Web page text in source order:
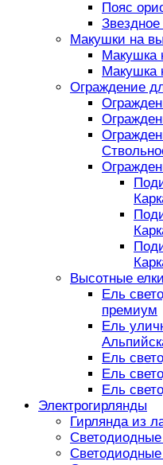
Пояс
Макушки на
Макушка
Макушка
Ограждение
Высотные
Ель
премиум
Ель
Ель
Ель
Ель
Электрогирлянды
Гирлянда из